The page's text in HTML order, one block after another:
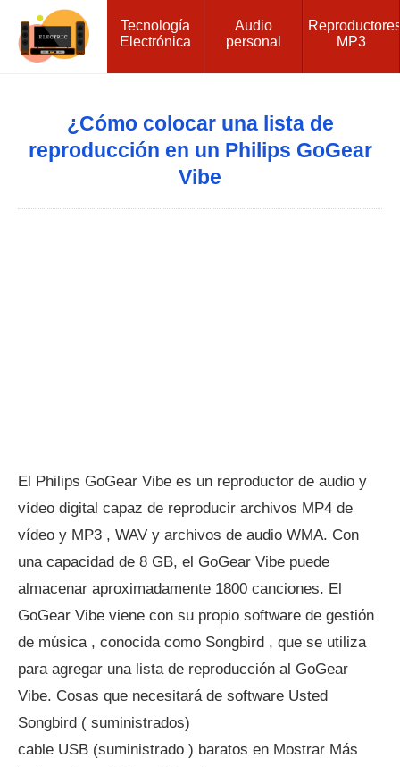
Tecnología
Electrónica
Audio
personal
MP3
¿Cómo colocar una lista de
reproducción en un Philips GoGear
Vibe
El Philips GoGear Vibe es un reproductor de audio y
vídeo digital capaz de reproducir archivos MP4 de
vídeo y MP3 , WAV y archivos de audio WMA. Con
una capacidad de 8 GB, el GoGear Vibe puede
almacenar aproximadamente 1800 canciones. El
GoGear Vibe viene con su propio software de gestión
de música , conocida como Songbird , que se utiliza
para agregar una lista de reproducción al GoGear
Vibe. Cosas que necesitará de software Usted
Songbird ( suministrados)
cable USB (suministrado ) baratos en Mostrar Más